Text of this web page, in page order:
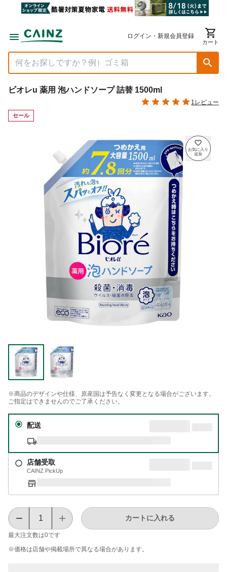
ログイン・新規会員登録
カート
ビオレu 薬用 泡ハンドソープ 詰替 1500ml
1レビュー
セール
※商品のデザインや仕様、原産国は予告なく変更となる場合がございます。
ご指定はできませんのでご了承ください。
配送
店舗受取
CAINZ PickUp
最大注文数は0です
カートに入れる
※価格は​店舗や​掲載場所で​異なる​場合が​あります。